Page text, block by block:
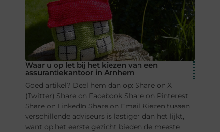
Waar u op let bij het kiezen van een
assurantiekantoor in Arnhem
Goed artikel? Deel hem dan op: Share on X
(Twitter) Share on Facebook Share on Pinterest
Share on LinkedIn Share on Email Kiezen tussen
verschillende adviseurs is lastiger dan het lijkt,
want op het eerste gezicht bieden de meeste